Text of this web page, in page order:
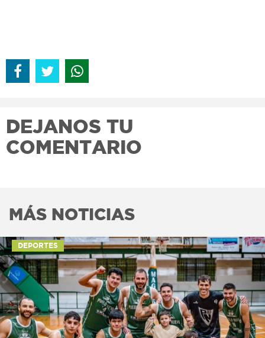
DEJANOS TU
COMENTARIO
MÁS NOTICIAS
DEPORTES